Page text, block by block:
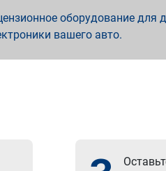
оборудование для
вашего авто.